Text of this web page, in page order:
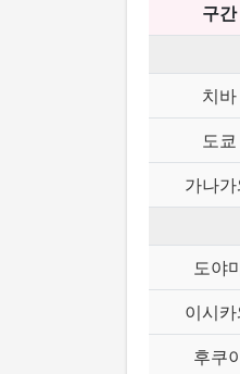
구간
치바
도쿄
가나
도야
이시
후쿠